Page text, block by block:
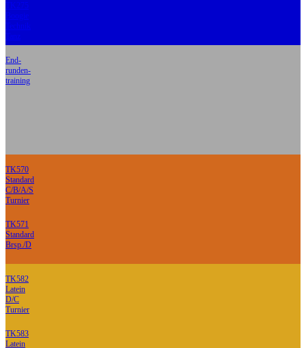
TK275
Boogie
Technik
Tanz
End-
runden-
training
TK570
Standard
C/B/A/S
Turnier
TK571
Standard
Brsp./D
TK582
Latein
D/C
Turnier
TK583
Latein